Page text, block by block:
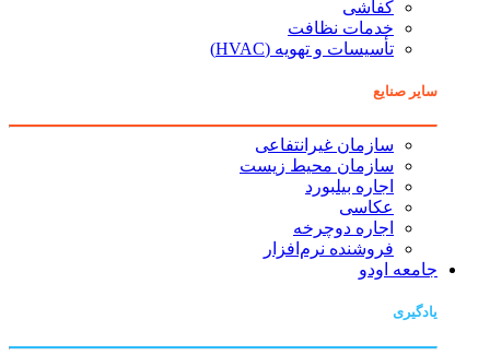
کفاشی
خدمات نظافت
تأسیسات و تهویه (HVAC)
سایر صنایع
سازمان غیرانتفاعی
سازمان محیط زیست
اجاره بیلبورد
عکاسی
اجاره دوچرخه
فروشنده نرم‌افزار
جامعه اودو
یادگیری